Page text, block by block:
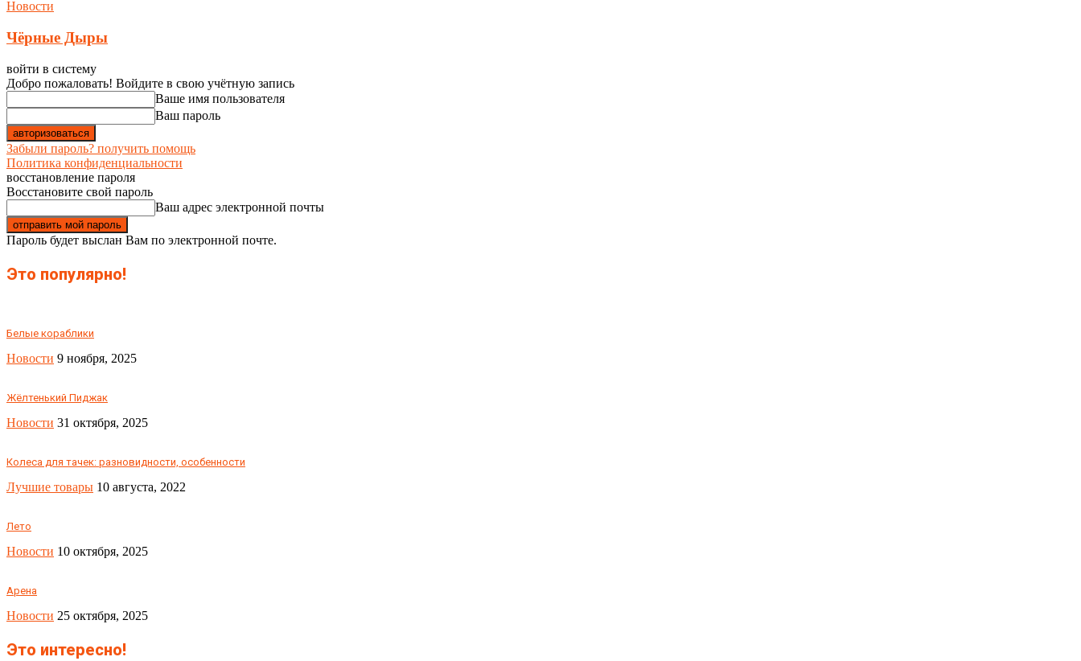
Новости
Чёрные Дыры
войти в систему
Добро пожаловать! Войдите в свою учётную запись
Ваше имя пользователя
Ваш пароль
Забыли пароль? получить помощь
Политика конфиденциальности
восстановление пароля
Восстановите свой пароль
Ваш адрес электронной почты
Пароль будет выслан Вам по электронной почте.
Это популярно!
Белые кораблики
Новости 9 ноября, 2025
Жёлтенький Пиджак
Новости 31 октября, 2025
Колеса для тачек: разновидности, особенности
Лучшие товары 10 августа, 2022
Лето
Новости 10 октября, 2025
Арена
Новости 25 октября, 2025
Это интересно!